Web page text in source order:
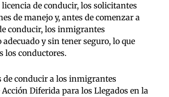
de conducir, los solicitantes
de manejo y, antes de comenzar a
conducir, los inmigrantes
y sin tener seguro, lo que
los conductores.
de conducir a los inmigrantes
Diferida para los Llegados en la